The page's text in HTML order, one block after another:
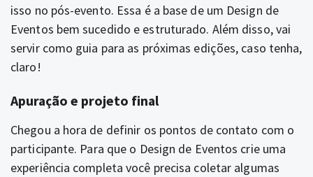
isso no pós-evento. Essa é a base de um Design de
Eventos bem sucedido e estruturado. Além disso, vai
servir como guia para as próximas edições, caso tenha,
claro!
Apuração e projeto final
Chegou a hora de definir os pontos de contato com o
participante. Para que o Design de Eventos crie uma
experiência completa você precisa coletar algumas